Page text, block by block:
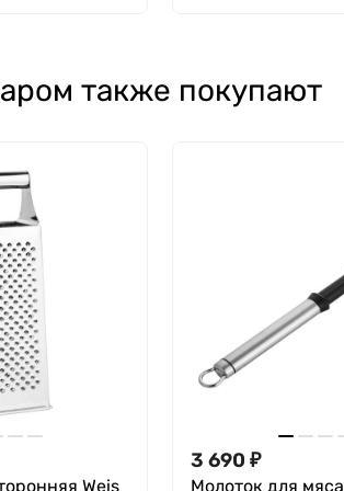
также покупают
Weis
3 690 ₽
Молоток для мяса